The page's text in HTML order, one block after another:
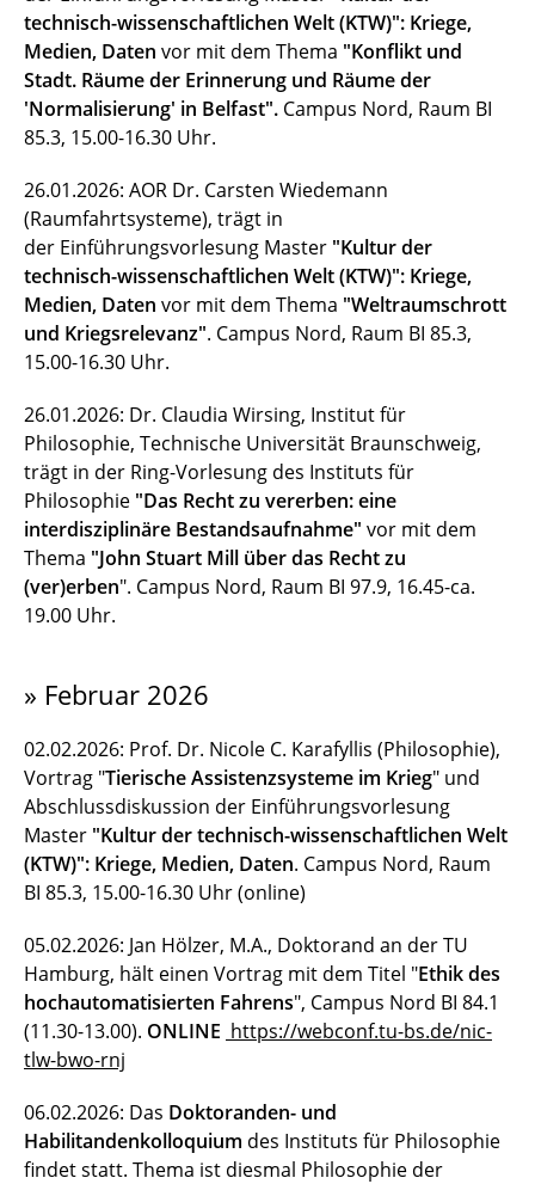
Login
technisch-wissenschaftlichen Welt (KTW)": Kriege,
Medien, Daten vor mit dem Thema "Konflikt und
Stadt. Räume der Erinnerung und Räume der
'Normalisierung' in Belfast". Campus Nord, Raum BI
85.3, 15.00-16.30 Uhr.
26.01.2026: AOR Dr. Carsten Wiedemann
(Raumfahrtsysteme), trägt in
der Einführungsvorlesung Master "Kultur der
technisch-wissenschaftlichen Welt (KTW)": Kriege,
Medien, Daten vor mit dem Thema "Weltraumschrott
und Kriegsrelevanz". Campus Nord, Raum BI 85.3,
15.00-16.30 Uhr.
26.01.2026: Dr. Claudia Wirsing, Institut für
Philosophie, Technische Universität Braunschweig,
trägt in der Ring-Vorlesung des Instituts für
Philosophie "Das Recht zu vererben: eine
interdisziplinäre Bestandsaufnahme" vor mit dem
Thema "John Stuart Mill über das Recht zu
(ver)erben". Campus Nord, Raum BI 97.9, 16.45-ca.
19.00 Uhr.
» Februar 2026
02.02.2026: Prof. Dr. Nicole C. Karafyllis (Philosophie),
Vortrag "Tierische Assistenzsysteme im Krieg" und
Abschlussdiskussion der Einführungsvorlesung
Master "Kultur der technisch-wissenschaftlichen Welt
(KTW)": Kriege, Medien, Daten. Campus Nord, Raum
BI 85.3, 15.00-16.30 Uhr (online)
05.02.2026: Jan Hölzer, M.A., Doktorand an der TU
Hamburg, hält einen Vortrag mit dem Titel "Ethik des
hochautomatisierten Fahrens", Campus Nord BI 84.1
(11.30-13.00). ONLINE https://webconf.tu-bs.de/nic-
tlw-bwo-rnj
06.02.2026: Das Doktoranden- und
Habilitandenkolloquium des Instituts für Philosophie
findet statt. Thema ist diesmal Philosophie der